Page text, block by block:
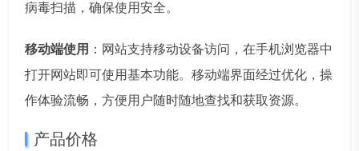
病毒扫描，确保使用安全。
移动端使用 ：网站支持移动设备访问，在手机浏览器中
打开网站即可使用基本功能。移动端界面经过优化，操
作体验流畅，方便用户随时随地查找和获取资源。
产品价格